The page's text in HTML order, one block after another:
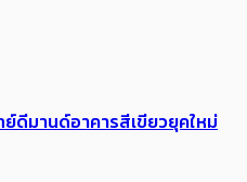
ย์ดีมานด์อาคารสีเขียวยุคใหม่